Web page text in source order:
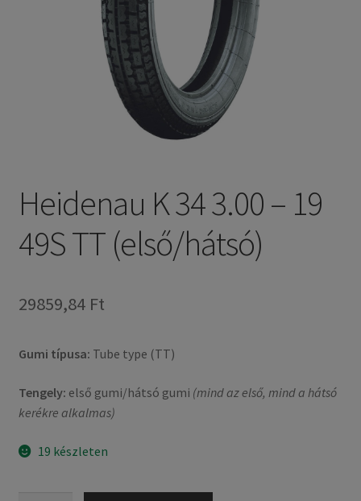
Heidenau K 34 3.00 – 19
49S TT (első/hátsó)
29859,84 Ft
Gumi típusa: Tube type (TT)
Tengely: első gumi/hátsó gumi (mind az első, mind a hátsó
kerékre alkalmas)
19 készleten